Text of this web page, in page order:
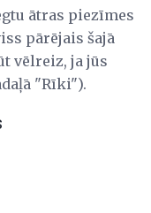
ātras piezīmes
pārējais šajā
vēlreiz, ja jūs
"Rīki").